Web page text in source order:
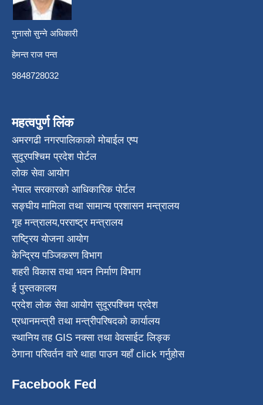
गुनासो सुन्ने अधिकारी
हेमन्त राज पन्त
9848728032
महत्वपुर्ण लिंक
अमरगढी नगरपालिकाको मोबाईल एप्प
सुदूरपश्चिम प्रदेश पोर्टल
लोक सेवा आयोग
नेपाल सरकारको आधिकारिक पोर्टल
सङ्घीय मामिला तथा सामान्य प्रशासन मन्त्रालय
गृह मन्त्रालय,परराष्ट्र मन्त्रालय
राष्ट्रिय योजना आयोग
केन्द्रिय पञ्जिकरण विभाग
शहरी विकास तथा भवन निर्माण विभाग
ई पुस्तकालय
प्रदेश लोक सेवा आयोग सुदूरपश्चिम प्रदेश
प्रधानमन्त्री तथा मन्त्रीपरिषदको कार्यालय
स्थानिय तह GIS नक्सा तथा वेवसाईट लिङ्क
ठेगाना परिवर्तन वारे थाहा पाउन यहाँ click गर्नुहोस
Facebook Fed